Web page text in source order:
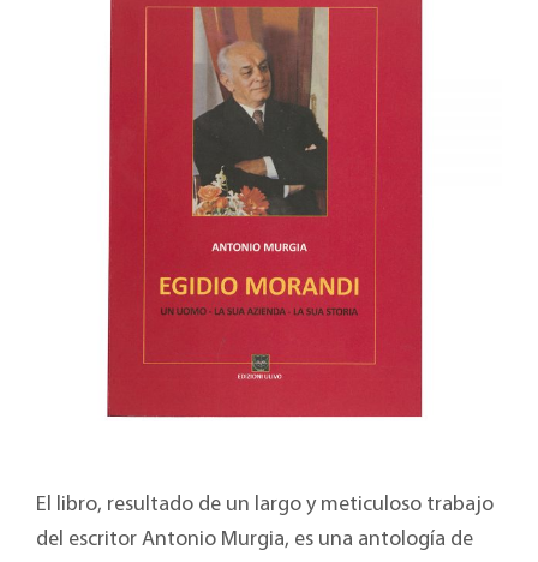
El libro, resultado de un largo y meticuloso trabajo
del escritor Antonio Murgia, es una antología de